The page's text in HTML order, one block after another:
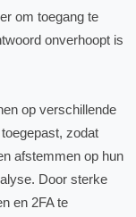
om toegang te
onverhoopt is
op verschillende
zodat
afstemmen op hun
Door sterke
en 2FA te